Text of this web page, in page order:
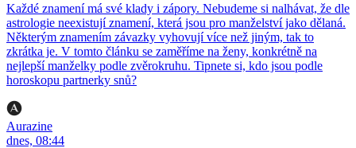
Každé znamení má své klady i zápory. Nebudeme si nalhávat, že dle
astrologie neexistují znamení, která jsou pro manželství jako dělaná.
Některým znamením závazky vyhovují více než jiným, tak to
zkrátka je. V tomto článku se zaměříme na ženy, konkrétně na
nejlepší manželky podle zvěrokruhu. Tipnete si, kdo jsou podle
horoskopu partnerky snů?
Aurazine
dnes, 08:44